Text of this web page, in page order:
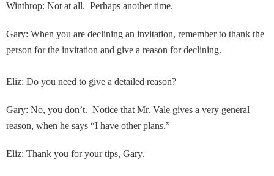
Winthrop: Not at all. Perhaps another time.
Gary: When you are declining an invitation, remember to thank the
person for the invitation and give a reason for declining.
Eliz: Do you need to give a detailed reason?
Gary: No, you don’t. Notice that Mr. Vale gives a very general
reason, when he says “I have other plans.”
Eliz: Thank you for your tips, Gary.